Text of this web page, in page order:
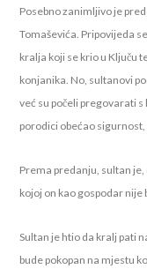
Posebno zanimljivo je
Tomaševića. Pripovijeda
kralja koji se krio u Ključu
konjanika. No, sultanovi
već su počeli pregovarati
porodici obećao
Prema predanju, sultan
kojoj on kao gospodar nije
Sultan je htio da kralj pati
bude pokopan na mjestu